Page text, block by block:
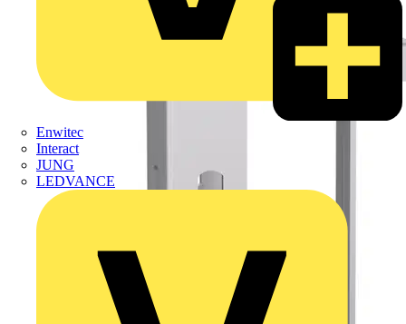
Enwitec
Interact
JUNG
LEDVANCE